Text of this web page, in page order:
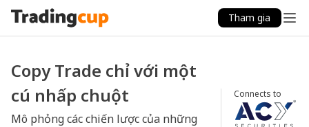
Tham gia
Copy Trade chỉ với một
cú nhấp chuột
Mô phỏng các chiến lược của những
Connects to